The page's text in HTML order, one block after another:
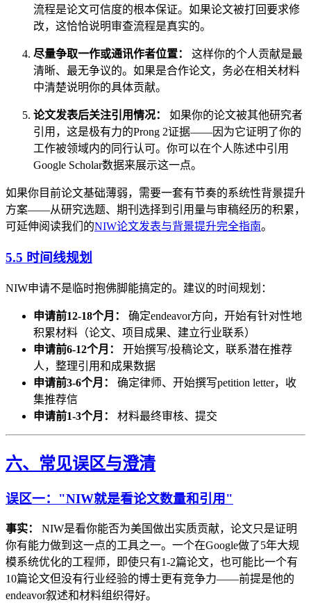
流程是论文可信度的根本保证。如果论文被打回要求修
改，这恰恰说明审查流程是真实的。
尽量争取一作或通讯作者位置：
这样你的个人贡献是最
清晰、最无争议的。如果是合作论文，务必在相关材料
中清楚说明你的具体贡献。
论文发表后关注引用情况：
如果你的论文被其他研究者
引用，这是极有力的Prong 2证据——因为它证明了你的
工作被领域内的同行认可。你可以在个人陈述中引用
Google Scholar数据来展示这一点。
如果你目前论文基础薄弱，需要一套有节奏的系统性背景提升
方案——从研究选题、期刊选择到引用量与审稿经历的积累，
可延伸阅读我们的NIW论文发表与背景提升完全指南。
5.5 时间线规划
NIW申请不是临时抱佛脚能搞定的。建议的时间规划：
申请前12-18个月：
确定endeavor方向，开始有针对性地
积累材料（论文、项目成果、建立行业联系）
申请前6-12个月：
开始撰写/投稿论文，联系潜在推荐
人，整理引用和成果数据
申请前3-6个月：
确定律师、开始撰写petition letter，收
集推荐信
申请前1-3个月：
材料最终审核、提交
六、常见误区与澄清
误区一："NIW就是看论文数量和引用"
事实：
NIW是看你能否为美国做出实质贡献，论文只是证明
你有能力做到这一点的工具之一。一个在Google做了5年大规
模系统优化的工程师，即使只有1-2篇论文，也可能比一个有
10篇论文但没有行业经验的博士更有竞争力——前提是他的
endeavor叙述和材料组织得好。